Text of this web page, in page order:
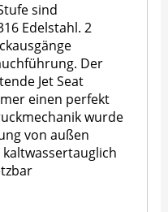
sind
Edelstahl. 2
Der
Jet Seat
einen perfekt
wurde
von außen